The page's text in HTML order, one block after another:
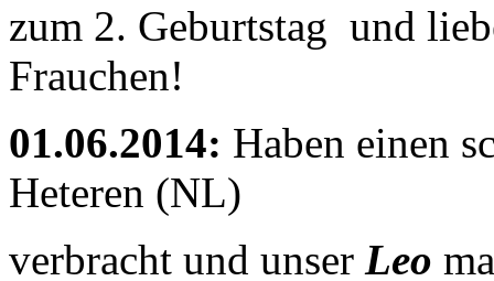
zum 2. Geburtstag und
Frauchen!
01.06.2014: Haben einen
Heteren (NL)
verbracht und unser Leo